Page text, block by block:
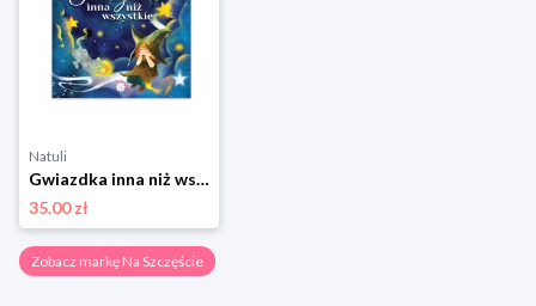
Natuli
Gwiazdka inna niż wszystkie Na szczęście
35.00 zł
Zobacz markę Na Szczęście